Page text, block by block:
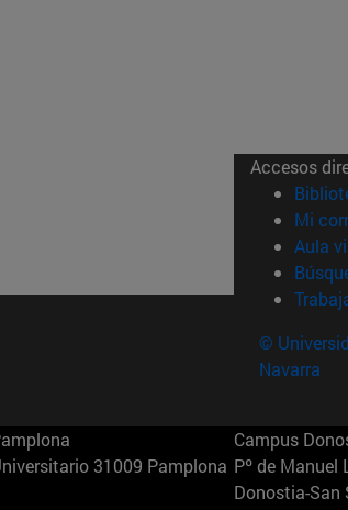
Accesos
Mi
Aula
©
Navarra
31009 Pamplona
Campus
Pº de Manuel
Donostia-San